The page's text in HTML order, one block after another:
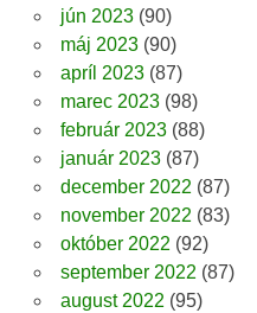
jún 2023(90)
máj 2023(90)
apríl 2023(87)
marec 2023(98)
február 2023(88)
január 2023(87)
december 2022 (87)
november 2022 (83)
október 2022 (92)
september 2022 (87)
august 2022 (95)